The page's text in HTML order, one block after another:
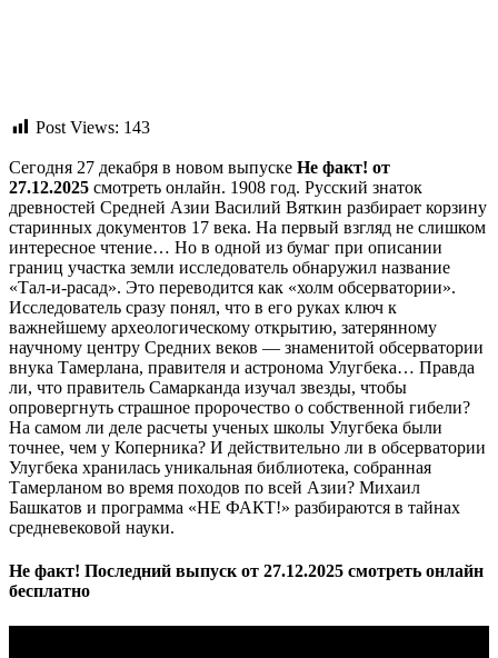
Post Views: 143
Сегодня 27 декабря в новом выпуске Не факт! от
27.12.2025 смотреть онлайн. 1908 год. Русский знаток
древностей Средней Азии Василий Вяткин разбирает корзину
старинных документов 17 века. На первый взгляд не слишком
интересное чтение… Но в одной из бумаг при описании
границ участка земли исследователь обнаружил название
«Тал-и-расад». Это переводится как «холм обсерватории».
Исследователь сразу понял, что в его руках ключ к
важнейшему археологическому открытию, затерянному
научному центру Средних веков — знаменитой обсерватории
внука Тамерлана, правителя и астронома Улугбека… Правда
ли, что правитель Самарканда изучал звезды, чтобы
опровергнуть страшное пророчество о собственной гибели?
На самом ли деле расчеты ученых школы Улугбека были
точнее, чем у Коперника? И действительно ли в обсерватории
Улугбека хранилась уникальная библиотека, собранная
Тамерланом во время походов по всей Азии? Михаил
Башкатов и программа «НЕ ФАКТ!» разбираются в тайнах
средневековой науки.
Не факт! Последний выпуск от 27.12.2025 смотреть онлайн
бесплатно